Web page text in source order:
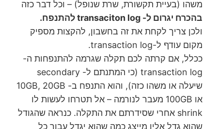
משהו (בעיית תקשורת, שרת שנופל) – וכל דבר כזה
בהכרח יגרום ל- transaciton log להתנפח.
ולכן צריך לקחת את זה בחשבון, להקצות מספיק
מקום עודף ל-transaction log.
ככלל, אם קרתה לכם תקלה שגרמה להתנפחות ה-
transaction log (כי המתנתם ל- secondary
שיעלה או משהו כזה), והוא התנפח ב- 10GB, 20GB
או 100GB מעבר לנורמה – אל תטרחו לעשות לו
shrink אחרי שסידרתם את התקלה. כנראה שהגודל
שהוא גדל אליו מייצג כמה שהוא יגדל עבור כל